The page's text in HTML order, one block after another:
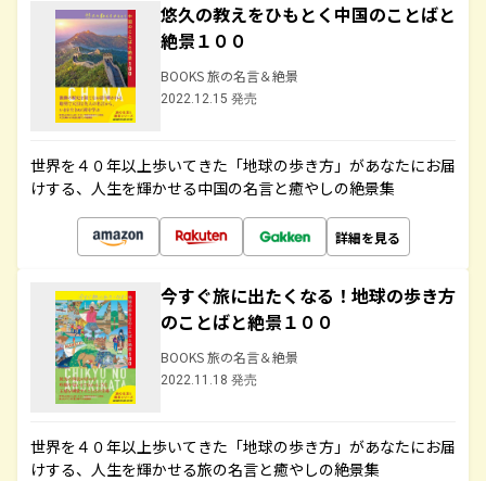
悠久の教えをひもとく中国のことばと
絶景１００
BOOKS 旅の名言＆絶景
2022.12.15 発売
世界を４０年以上歩いてきた「地球の歩き方」があなたにお届
けする、人生を輝かせる中国の名言と癒やしの絶景集
詳細を見る
今すぐ旅に出たくなる！地球の歩き方
のことばと絶景１００
BOOKS 旅の名言＆絶景
2022.11.18 発売
世界を４０年以上歩いてきた「地球の歩き方」があなたにお届
けする、人生を輝かせる旅の名言と癒やしの絶景集